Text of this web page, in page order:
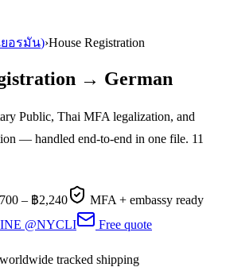
ยอรมัน)›House Registration
→ German
Public, Thai MFA legalization, and
— handled end-to-end in one file. 11
700 – ฿2,240
MFA + embassy ready
@NYCLI Free quote
tracked shipping